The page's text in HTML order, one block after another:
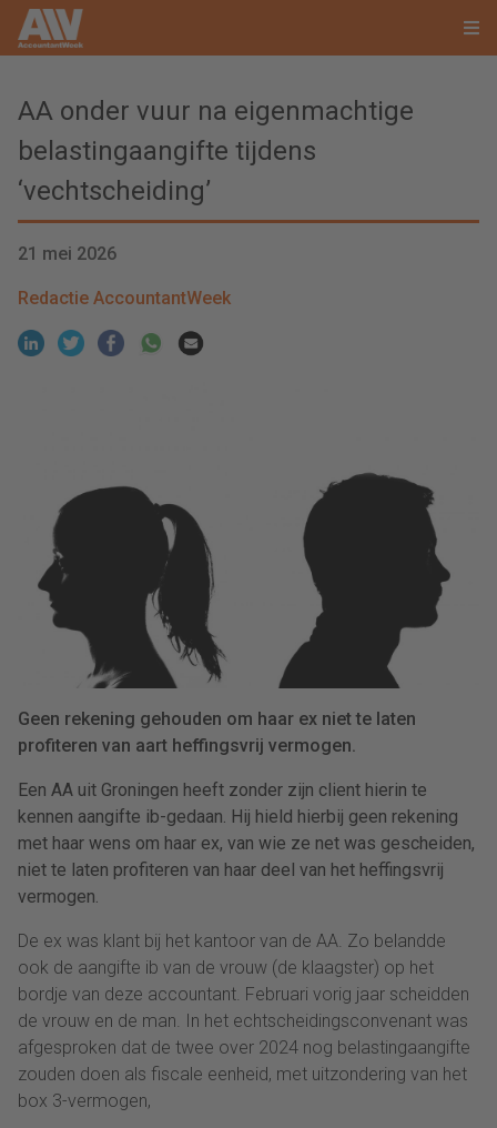
AA onder vuur na eigenmachtige
belastingaangifte tijdens
‘vechtscheiding’
21 mei 2026
Redactie AccountantWeek
Geen rekening gehouden om haar ex niet te laten
profiteren van aart heffingsvrij vermogen.
Een AA uit Groningen heeft zonder zijn client hierin te
kennen aangifte ib-gedaan. Hij hield hierbij geen rekening
met haar wens om haar ex, van wie ze net was gescheiden,
niet te laten profiteren van haar deel van het heffingsvrij
vermogen.
De ex was klant bij het kantoor van de AA. Zo belandde
ook de aangifte ib van de vrouw (de klaagster) op het
bordje van deze accountant. Februari vorig jaar scheidden
de vrouw en de man. In het echtscheidingsconvenant was
afgesproken dat de twee over 2024 nog belastingaangifte
zouden doen als fiscale eenheid, met uitzondering van het
box 3-vermogen,